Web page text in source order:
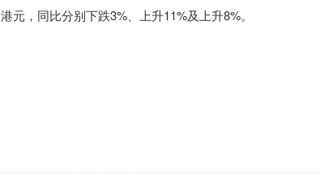
港元，同比分别下跌3%、上升11%及上升8%。